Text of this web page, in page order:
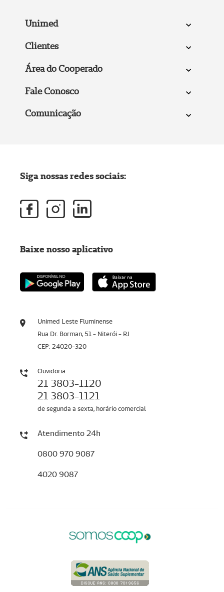
Unimed
Clientes
Área do Cooperado
Fale Conosco
Comunicação
Unimed Leste Fluminense
Rua Dr. Borman, 51 - Niterói - RJ
CEP: 24020-320
Ouvidoria
21 3803-1120
21 3803-1121
de segunda a sexta, horário comercial
Atendimento 24h
0800 970 9087
4020 9087
Siga nossas redes sociais:
Baixe nosso aplicativo